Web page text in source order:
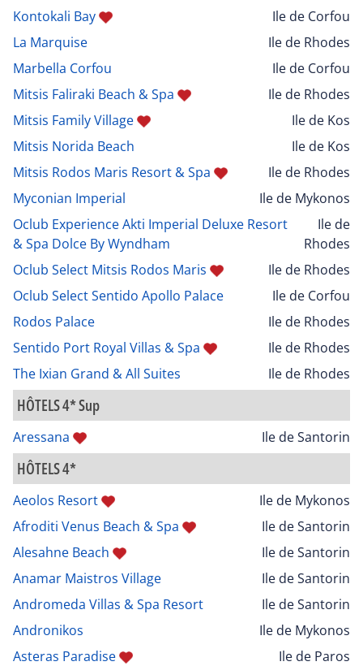
Kontokali Bay
Ile de Corfou
La Marquise
Ile de Rhodes
Marbella Corfou
Ile de Corfou
Mitsis Faliraki Beach & Spa
Ile de Rhodes
Mitsis Family Village
Ile de Kos
Mitsis Norida Beach
Ile de Kos
Mitsis Rodos Maris Resort & Spa
Ile de Rhodes
Myconian Imperial
Ile de Mykonos
Oclub Experience Akti Imperial Deluxe Resort
& Spa Dolce By Wyndham
Ile de
Rhodes
Oclub Select Mitsis Rodos Maris
Ile de Rhodes
Oclub Select Sentido Apollo Palace
Ile de Corfou
Rodos Palace
Ile de Rhodes
Sentido Port Royal Villas & Spa
Ile de Rhodes
The Ixian Grand & All Suites
Ile de Rhodes
HÔTELS 4* Sup
Aressana Ile de Santorin
HÔTELS 4*
Aeolos Resort
Ile de Mykonos
Afroditi Venus Beach & Spa
Ile de Santorin
Alesahne Beach
Ile de Santorin
Anamar Maistros Village
Ile de Santorin
Andromeda Villas & Spa Resort
Ile de Santorin
Andronikos
Ile de Mykonos
Asteras Paradise
Ile de Paros